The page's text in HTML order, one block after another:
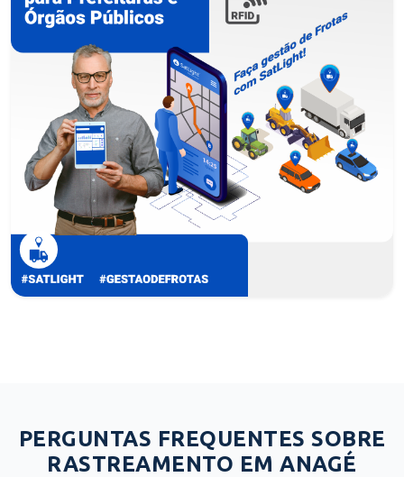
PERGUNTAS FREQUENTES SOBRE
RASTREAMENTO EM ANAGÉ